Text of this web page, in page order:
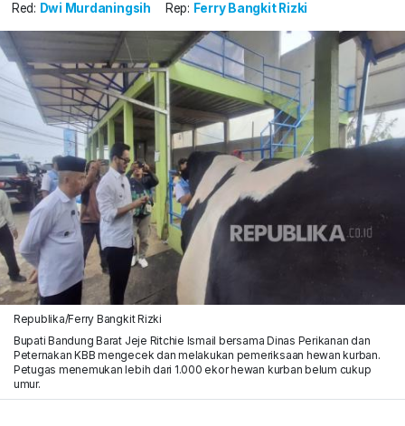
Red: Dwi Murdaningsih Rep: Ferry Bangkit Rizki
Republika/Ferry Bangkit Rizki
Bupati Bandung Barat Jeje Ritchie Ismail bersama Dinas Perikanan dan
Peternakan KBB mengecek dan melakukan pemeriksaan hewan kurban.
Petugas menemukan lebih dari 1.000 ekor hewan kurban belum cukup
umur.